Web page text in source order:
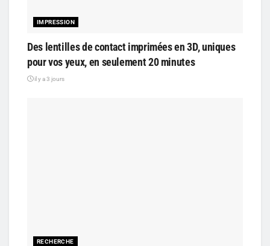
IMPRESSION
Des lentilles de contact imprimées en 3D, uniques
pour vos yeux, en seulement 20 minutes
il y a 3 jours
RECHERCHE